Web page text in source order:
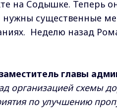
на Содышке. Теперь
существенные
Неделю назад
главы
организацией схемы
по улучшению